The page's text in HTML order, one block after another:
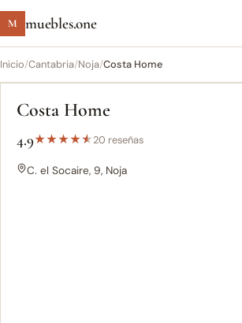
M muebles.one
Inicio/Cantabria/Noja/Costa Home
Costa Home
4.9★★★★★20 reseñas
C. el Socaire, 9, Noja